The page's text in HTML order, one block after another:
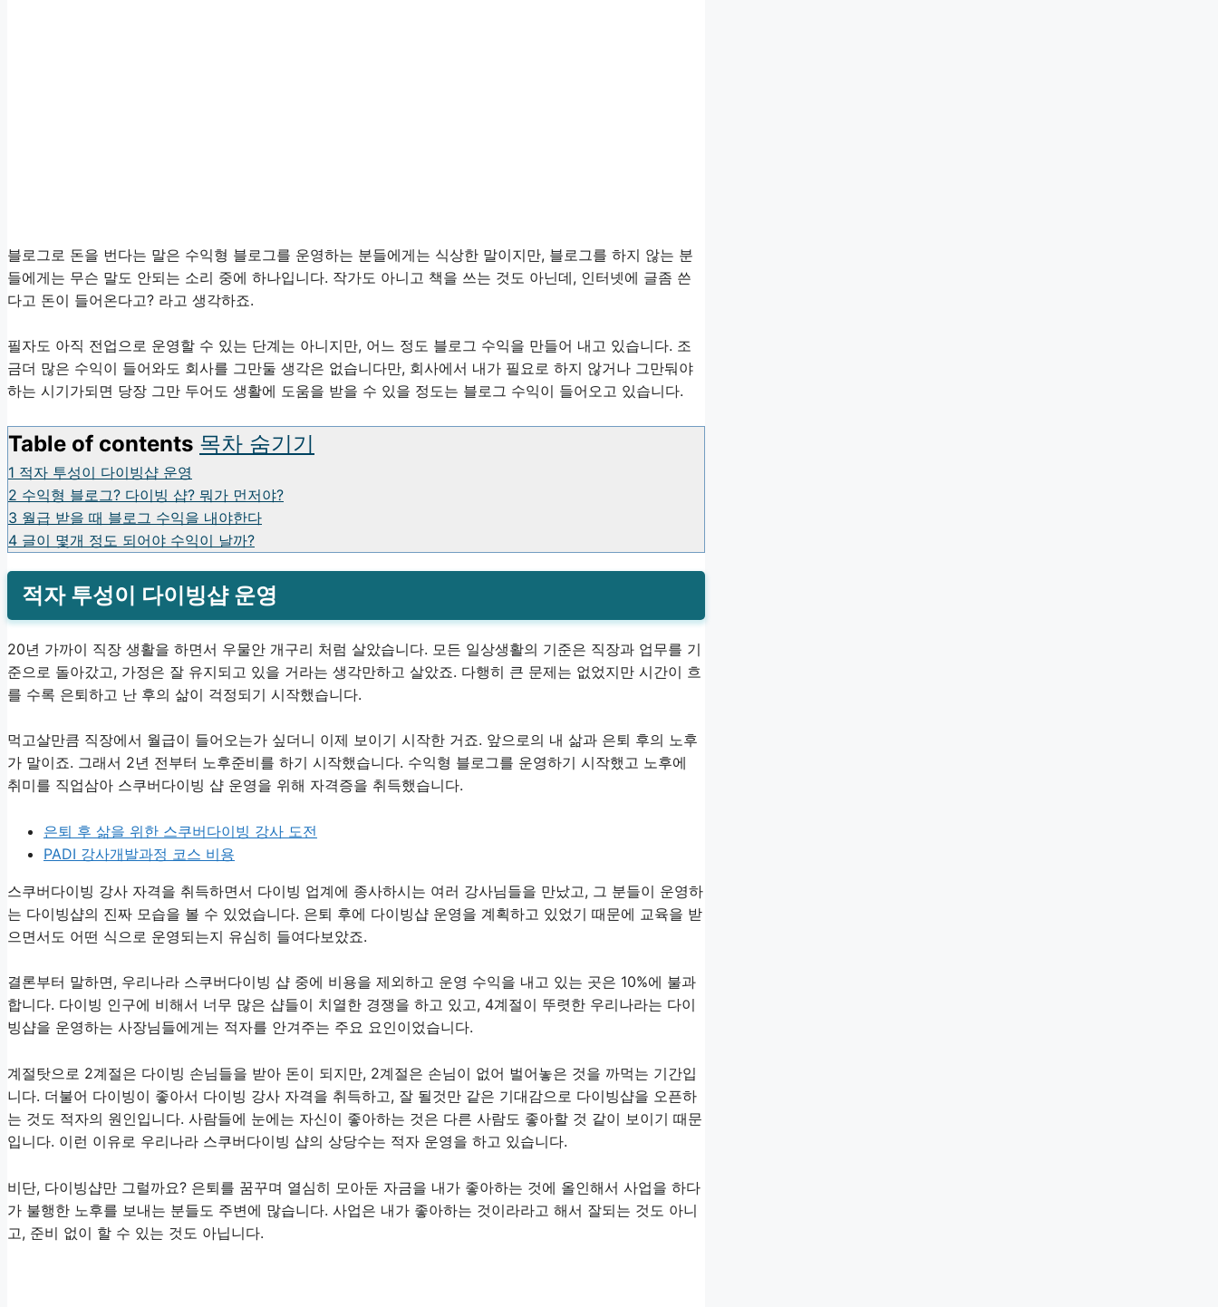
블로그로 돈을 번다는 말은 수익형 블로그를 운영하는 분들에게는 식상한 말이지만, 블로그를 하지 않는 분
들에게는 무슨 말도 안되는 소리 중에 하나입니다. 작가도 아니고 책을 쓰는 것도 아닌데, 인터넷에 글좀 쓴
다고 돈이 들어온다고? 라고 생각하죠.
필자도 아직 전업으로 운영할 수 있는 단계는 아니지만, 어느 정도 블로그 수익을 만들어 내고 있습니다. 조
금더 많은 수익이 들어와도 회사를 그만둘 생각은 없습니다만, 회사에서 내가 필요로 하지 않거나 그만둬야
하는 시기가되면 당장 그만 두어도 생활에 도움을 받을 수 있을 정도는 블로그 수익이 들어오고 있습니다.
Table of contents 목차 숨기기
1 적자 투성이 다이빙샵 운영
2 수익형 블로그? 다이빙 샵? 뭐가 먼저야?
3 월급 받을 때 블로그 수익을 내야한다
4 글이 몇개 정도 되어야 수익이 날까?
적자 투성이 다이빙샵 운영
20년 가까이 직장 생활을 하면서 우물안 개구리 처럼 살았습니다. 모든 일상생활의 기준은 직장과 업무를 기
준으로 돌아갔고, 가정은 잘 유지되고 있을 거라는 생각만하고 살았죠. 다행히 큰 문제는 없었지만 시간이 흐
를 수록 은퇴하고 난 후의 삶이 걱정되기 시작했습니다.
먹고살만큼 직장에서 월급이 들어오는가 싶더니 이제 보이기 시작한 거죠. 앞으로의 내 삶과 은퇴 후의 노후
가 말이죠. 그래서 2년 전부터 노후준비를 하기 시작했습니다. 수익형 블로그를 운영하기 시작했고 노후에
취미를 직업삼아 스쿠버다이빙 샵 운영을 위해 자격증을 취득했습니다.
은퇴 후 삶을 위한 스쿠버다이빙 강사 도전
PADI 강사개발과정 코스 비용
스쿠버다이빙 강사 자격을 취득하면서 다이빙 업계에 종사하시는 여러 강사님들을 만났고, 그 분들이 운영하
는 다이빙샵의 진짜 모습을 볼 수 있었습니다. 은퇴 후에 다이빙샵 운영을 계획하고 있었기 때문에 교육을 받
으면서도 어떤 식으로 운영되는지 유심히 들여다보았죠.
결론부터 말하면, 우리나라 스쿠버다이빙 샵 중에 비용을 제외하고 운영 수익을 내고 있는 곳은 10%에 불과
합니다. 다이빙 인구에 비해서 너무 많은 샵들이 치열한 경쟁을 하고 있고, 4계절이 뚜렷한 우리나라는 다이
빙샵을 운영하는 사장님들에게는 적자를 안겨주는 주요 요인이었습니다.
계절탓으로 2계절은 다이빙 손님들을 받아 돈이 되지만, 2계절은 손님이 없어 벌어놓은 것을 까먹는 기간입
니다. 더불어 다이빙이 좋아서 다이빙 강사 자격을 취득하고, 잘 될것만 같은 기대감으로 다이빙샵을 오픈하
는 것도 적자의 원인입니다. 사람들에 눈에는 자신이 좋아하는 것은 다른 사람도 좋아할 것 같이 보이기 때문
입니다. 이런 이유로 우리나라 스쿠버다이빙 샵의 상당수는 적자 운영을 하고 있습니다.
비단, 다이빙샵만 그럴까요? 은퇴를 꿈꾸며 열심히 모아둔 자금을 내가 좋아하는 것에 올인해서 사업을 하다
가 불행한 노후를 보내는 분들도 주변에 많습니다. 사업은 내가 좋아하는 것이라라고 해서 잘되는 것도 아니
고, 준비 없이 할 수 있는 것도 아닙니다.